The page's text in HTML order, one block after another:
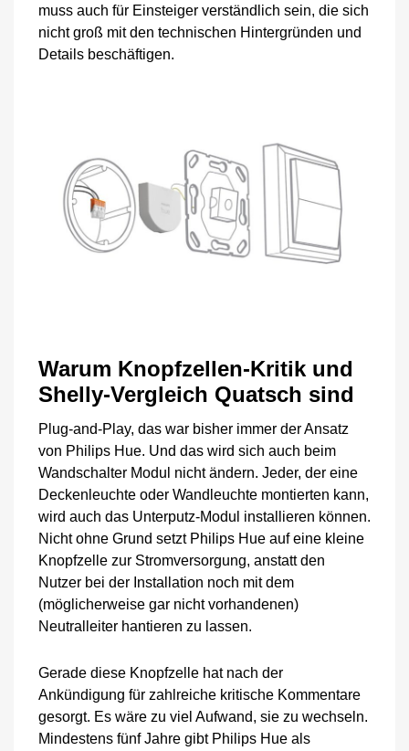
muss auch für Einsteiger verständlich sein, die sich
nicht groß mit den technischen Hintergründen und
Details beschäftigen.
Warum Knopfzellen-Kritik und
Shelly-Vergleich Quatsch sind
Plug-and-Play, das war bisher immer der Ansatz
von Philips Hue. Und das wird sich auch beim
Wandschalter Modul nicht ändern. Jeder, der eine
Deckenleuchte oder Wandleuchte montierten kann,
wird auch das Unterputz-Modul installieren können.
Nicht ohne Grund setzt Philips Hue auf eine kleine
Knopfzelle zur Stromversorgung, anstatt den
Nutzer bei der Installation noch mit dem
(möglicherweise gar nicht vorhandenen)
Neutralleiter hantieren zu lassen.
Gerade diese Knopfzelle hat nach der
Ankündigung für zahlreiche kritische Kommentare
gesorgt. Es wäre zu viel Aufwand, sie zu wechseln.
Mindestens fünf Jahre gibt Philips Hue als